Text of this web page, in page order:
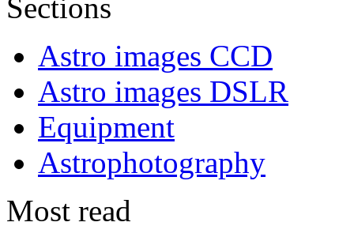
Sections
Astro images CCD
Astro images DSLR
Equipment
Astrophotography
Most read